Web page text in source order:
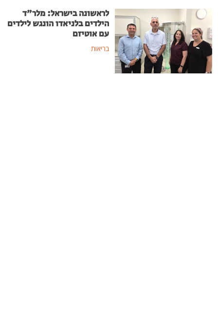
לראשונה בישראל: מלר"ד
הילדים בלניאדו הונגש לילדים
עם אוטיזם
בריאות